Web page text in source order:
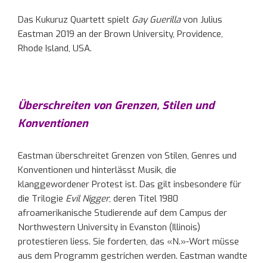
Das Kukuruz Quartett spielt Gay Guerillavon Julius
Eastman 2019 an der Brown University, Providence,
Rhode Island, USA.
Überschreiten von Grenzen, Stilen und
Konventionen
Eastman überschreitet Grenzen von Stilen, Genres und
Konventionen und hinterlässt Musik, die
klanggewordener Protest ist. Das gilt insbesondere für
die Trilogie Evil Nigger, deren Titel 1980
afroamerikanische Studierende auf dem Campus der
Northwestern University in Evanston (Illinois)
protestieren liess. Sie forderten, das «N.»-Wort müsse
aus dem Programm gestrichen werden. Eastman wandte